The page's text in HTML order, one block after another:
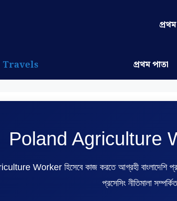
প্রথম পাতা
Poland Agriculture
Worker হিসেবে কাজ করতে আগ্রহী বাংলাদেশি
প্রসেসিং নীতিমালা